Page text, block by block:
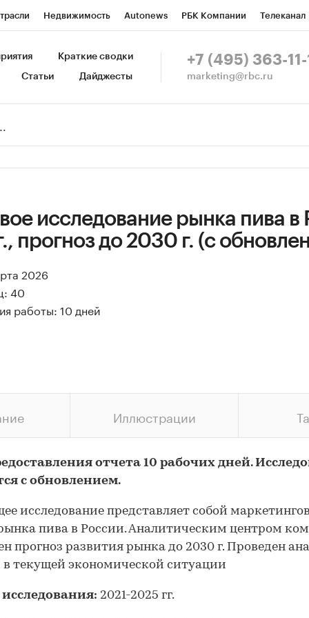
Недвижимость Autonews РБК Компании Телеканал
Спецпроекты СПб Конференции СПб Спецпроекты
Краткие сводки
Статьи Дайджесты
+7 (495) 363-11-
marketing@rbc.ru
исследование рынка пива в
прогноз до 2030 г. (с
2026
40
работы: 10 дней
Иллюстрации
отчета 10 рабочих дней.
с обновлением.
исследование представляет собой
пива в России. Аналитическим центром
прогноз развития рынка до 2030 г. Проведен
в текущей экономической ситуации
2021-2025 гг.